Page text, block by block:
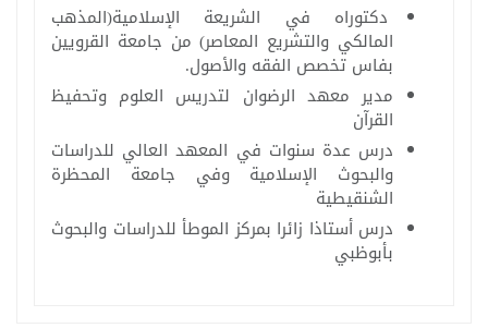
دكتوراه في الشريعة الإسلامية(المذهب
المالكي والتشريع المعاصر) من جامعة القرويين
بفاس تخصص الفقه والأصول.
مدير معهد الرضوان لتدريس العلوم وتحفيظ
القرآن
درس عدة سنوات في المعهد العالي للدراسات
والبحوث الإسلامية وفي جامعة المحظرة
الشنقيطية
درس أستاذا زائرا بمركز الموطأ للدراسات والبحوث
بأبوظبي